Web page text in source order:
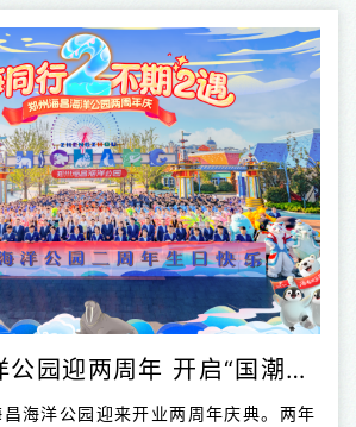
度假、文化体验于一体的全域旅游新
郑州海昌海洋公园迎两周年 开启“国潮海洋”新篇章
海洋公园迎来开业两周年庆典。两年